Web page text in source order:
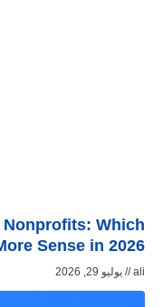
Nonprofits: Which
Sense in 2026?
ali يوليو 29, 2026